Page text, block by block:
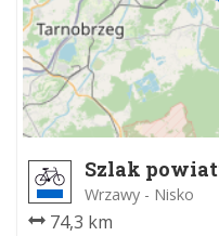
Szlak
niebieski
Wrzawy - Nisko
74,3 km